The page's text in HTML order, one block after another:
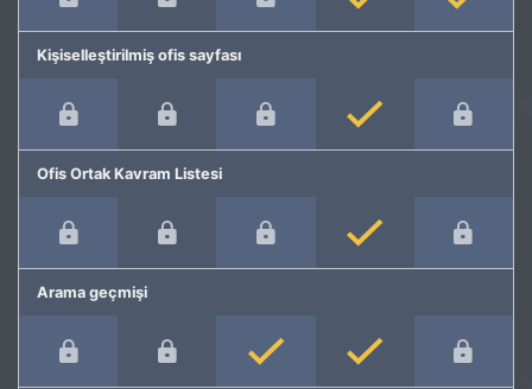
Kişiselleştirilmiş ofis sayfası
Ofis Ortak Kavram Listesi
Arama geçmişi